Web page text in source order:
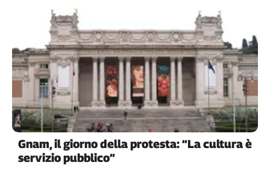
il
sangue
della
120
anni
Cgil
Collettiva
Academy
Gnam, il giorno della protesta: “La cultura è
servizio pubblico”